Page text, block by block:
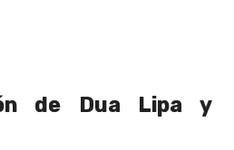
de Dua Lipa y